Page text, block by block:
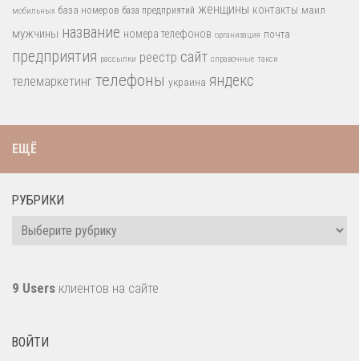
мобильных база номеров база предприятий женщины контакты маил
мужчины название номера телефонов организация почта
предприятия рассылки реестр сайт справочные такси
телемаркетинг телефоны украина яндекс
ЕЩЁ
РУБРИКИ
Рубрики
9 Users клиентов на сайте
ВОЙТИ